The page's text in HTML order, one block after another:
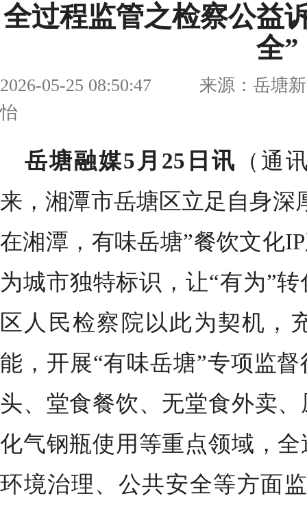
全过程监管之检察公益
全”
2026-05-25 08:50:47 来源：岳塘新
怡
岳塘融媒5月25日讯 （通
来，湘潭市岳塘区立足自身深
在湘潭，有味岳塘”餐饮文化
为城市独特标识，让“有为”
区人民检察院以此为契机，
能，开展“有味岳塘”专项监
头、堂食餐饮、无堂食外卖
化气钢瓶使用等重点领域，
环境治理、公共安全等方面